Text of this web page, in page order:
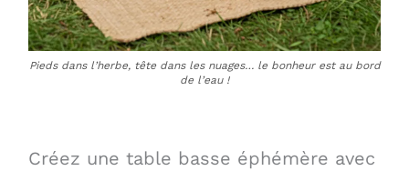
Pieds dans l’herbe, tête dans les nuages… le bonheur est au bord
de l’eau !
Créez une table basse éphémère avec